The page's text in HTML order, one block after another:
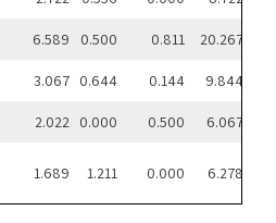
6.589 0.500 0.811 20.267
3.067 0.644 0.144 9.844
2.022 0.000 0.500 6.067
1.689 1.211 0.000 6.278